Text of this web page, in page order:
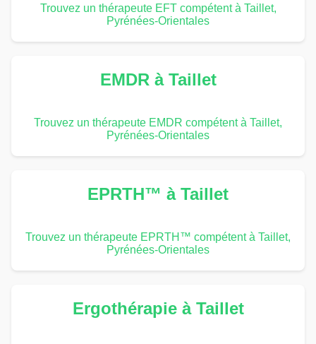
Trouvez un thérapeute EFT compétent à Taillet,
Pyrénées-Orientales
EMDR à Taillet
Trouvez un thérapeute EMDR compétent à Taillet,
Pyrénées-Orientales
EPRTH™ à Taillet
Trouvez un thérapeute EPRTH™ compétent à Taillet,
Pyrénées-Orientales
Ergothérapie à Taillet